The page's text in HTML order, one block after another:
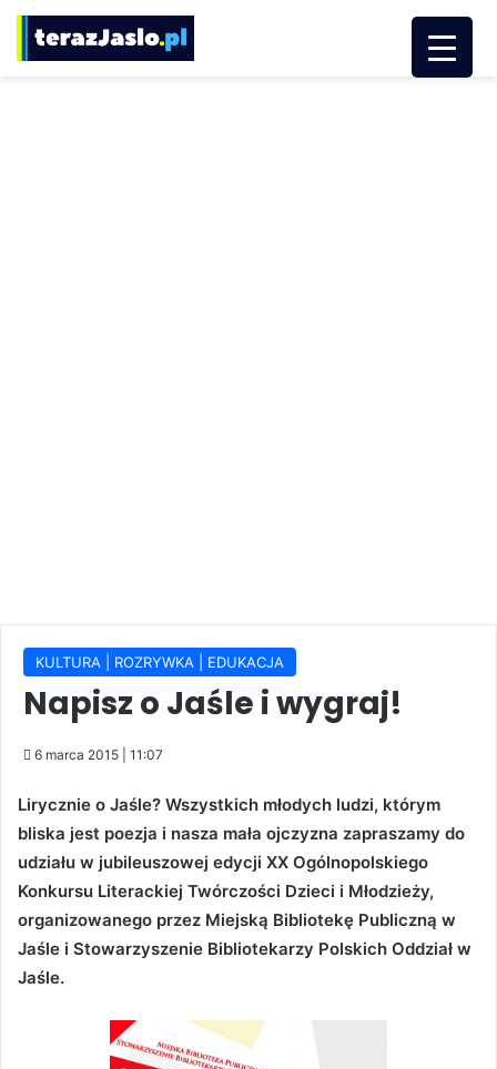
KULTURA | ROZRYWKA | EDUKACJA
Napisz o Jaśle i wygraj!
6 marca 2015 | 11:07
Lirycznie o Jaśle? Wszystkich młodych ludzi, którym
bliska jest poezja i nasza mała ojczyzna zapraszamy do
udziału w jubileuszowej edycji XX Ogólnopolskiego
Konkursu Literackiej Twórczości Dzieci i Młodzieży,
organizowanego przez Miejską Bibliotekę Publiczną w
Jaśle i Stowarzyszenie Bibliotekarzy Polskich Oddział w
Jaśle.